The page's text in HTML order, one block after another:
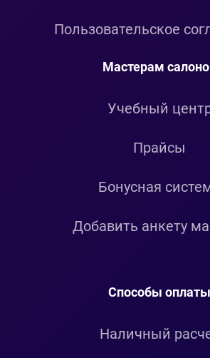
Пользовательское
Мастерам
Учебный
Прайсы
Бонусная
Добавить анкету
Способы оплаты
Наличный